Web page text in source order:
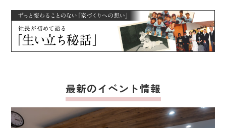
最新のイベント情報